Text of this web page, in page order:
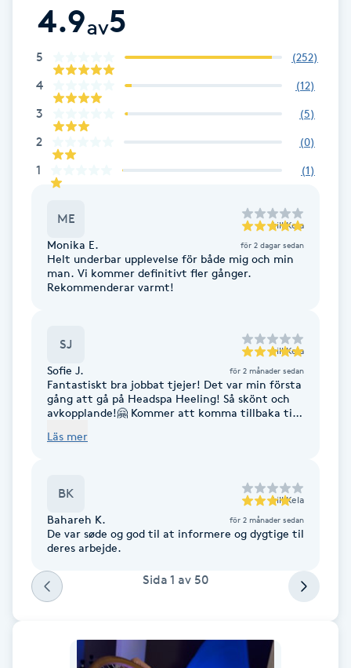
Damklippning
Dermapen
Diamantslipning
Enzympeeling
Extensions
Extensions borttagning
Face framing
Faceliftmassage
Fibromassage
Fillers
Fotmassage
4.9av5
5 (252)
4 (12)
3 (5)
2 (0)
1 (1)
ME till Kela
Monika E. för 2 dagar sedan
Helt underbar upplevelse för både mig och min
man. Vi kommer definitivt fler gånger.
Rekommenderar varmt!
SJ till Kela
Sofie J. för 2 månader sedan
Fantastiskt bra jobbat tjejer! Det var min första
gång att gå på Headspa Heeling! Så skönt och
avkopplande!🤗 Kommer att komma tillbaka till
Läs mer
BK till Kela
Bahareh K. för 2 månader sedan
De var søde og god til at informere og dygtige til
deres arbejde.
Sida 1 av 50